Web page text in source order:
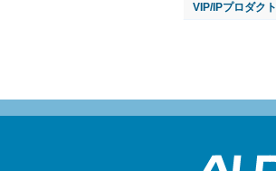
VIP/IPプロダクト